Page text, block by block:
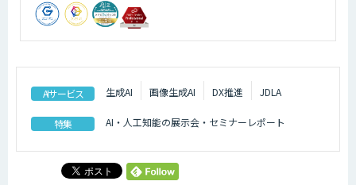
AIサービス 生成AI 画像生成AI DX推進 JDLA
特集 AI・人工知能の展示会・セミナーレポート